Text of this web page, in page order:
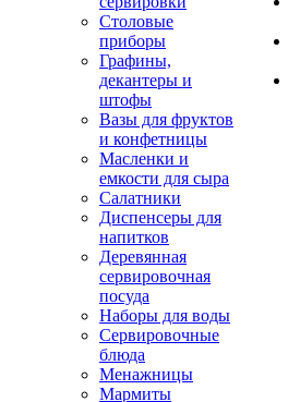
Столовые
приборы
Графины,
декантеры и
штофы
Вазы для фруктов
и конфетницы
Масленки и
емкости для сыра
Салатники
Диспенсеры для
напитков
Деревянная
сервировочная
посуда
Наборы для воды
Сервировочные
блюда
Менажницы
Мармиты